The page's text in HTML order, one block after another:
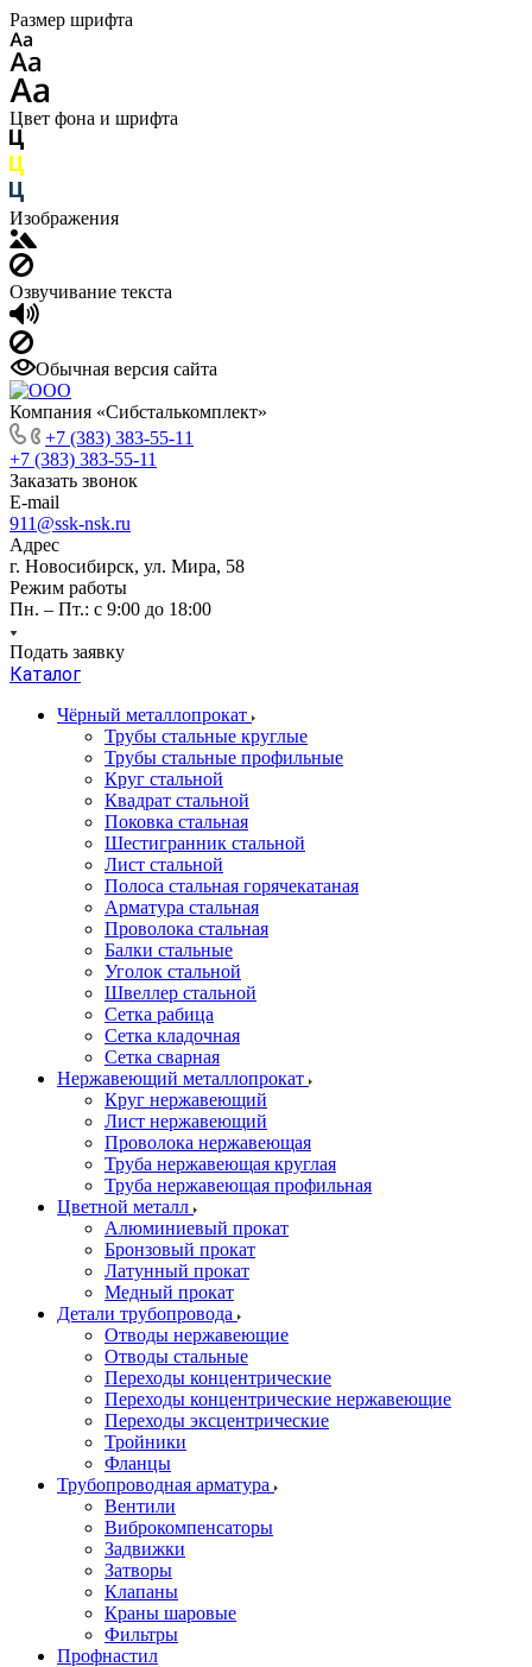
Размер шрифта
Цвет фона и шрифта
Изображения
Озвучивание текста
Обычная версия сайта
Компания «Сибсталькомплект»
+7 (383) 383-55-11
+7 (383) 383-55-11
Заказать звонок
E-mail
911@ssk-nsk.ru
Адрес
г. Новосибирск, ул. Мира, 58
Режим работы
Пн. – Пт.: с 9:00 до 18:00
Подать заявку
Каталог
Чёрный металлопрокат
Трубы стальные круглые
Трубы стальные профильные
Круг стальной
Квадрат стальной
Поковка стальная
Шестигранник стальной
Лист стальной
Полоса стальная горячекатаная
Арматура стальная
Проволока стальная
Балки стальные
Уголок стальной
Швеллер стальной
Сетка рабица
Сетка кладочная
Сетка сварная
Нержавеющий металлопрокат
Круг нержавеющий
Лист нержавеющий
Проволока нержавеющая
Труба нержавеющая круглая
Труба нержавеющая профильная
Цветной металл
Алюминиевый прокат
Бронзовый прокат
Латунный прокат
Медный прокат
Детали трубопровода
Отводы нержавеющие
Отводы стальные
Переходы концентрические
Переходы концентрические нержавеющие
Переходы эксцентрические
Тройники
Фланцы
Трубопроводная арматура
Вентили
Виброкомпенсаторы
Задвижки
Затворы
Клапаны
Краны шаровые
Фильтры
Профнастил